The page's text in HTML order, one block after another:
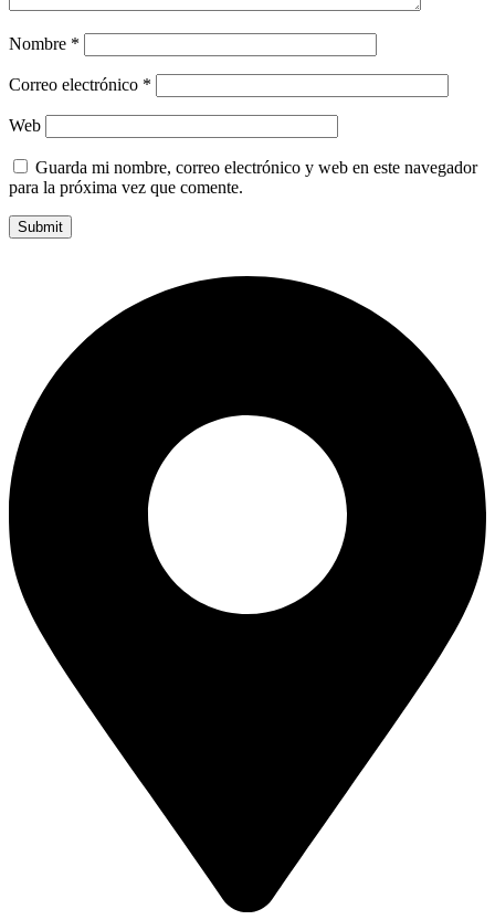
Nombre *
Correo electrónico *
Web
Guarda mi nombre, correo electrónico y web en este navegador
para la próxima vez que comente.